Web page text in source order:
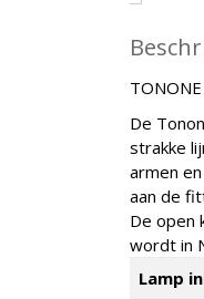
De
strakke
armen
aan de
De open
wordt in
Lamp